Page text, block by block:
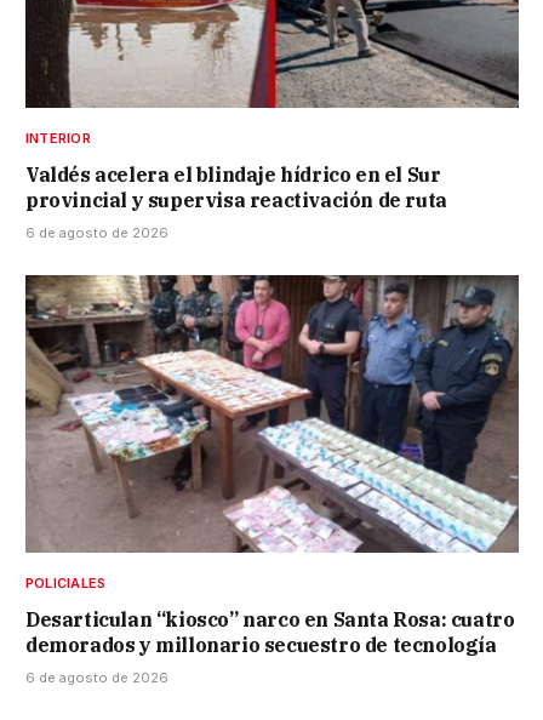
INTERIOR
Valdés acelera el blindaje hídrico en el Sur
provincial y supervisa reactivación de ruta
6 de agosto de 2026
POLICIALES
Desarticulan “kiosco” narco en Santa Rosa: cuatro
demorados y millonario secuestro de tecnología
6 de agosto de 2026